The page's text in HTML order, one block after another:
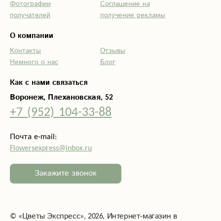
роста!
Как с нами связаться
Воронеж, Плехановская, 52
+7 (952) 104-33-88
Почта e-mail:
Flowersexpress@inbox.ru
Закажите звонок
Фотографии
получателей
Соглашение на
получение рекламы
О компании
Контакты
Немного о нас
Отзывы
Блог
© «Цветы Экспресс», 2026, Интернет-магазин в